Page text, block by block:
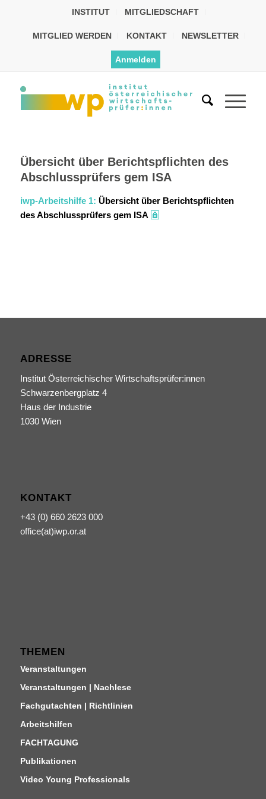
INSTITUT MITGLIEDSCHAFT
MITGLIED WERDEN KONTAKT NEWSLETTER
Anmelden
Übersicht über Berichtspflichten des
Abschlussprüfers gem ISA
iwp-Arbeitshilfe 1: Übersicht über Berichtspflichten
des Abschlussprüfers gem ISA
ADRESSE
Institut Österreichischer Wirtschaftsprüfer:innen
Schwarzenbergplatz 4
Haus der Industrie
1030 Wien
KONTAKT
+43 (0) 660 2623 000
office(at)iwp.or.at
THEMEN
Veranstaltungen
Veranstaltungen | Nachlese
Fachgutachten | Richtlinien
Arbeitshilfen
FACHTAGUNG
Publikationen
Video Young Professionals